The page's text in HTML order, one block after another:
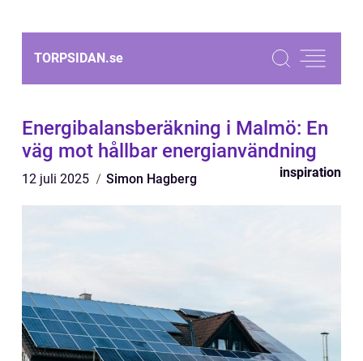
TORPSIDAN.se
Energibalansberäkning i Malmö: En
väg mot hållbar energianvändning
12 juli 2025 Simon Hagberg inspiration